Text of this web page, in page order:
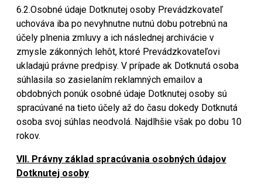
6.2.Osobné údaje Dotknutej osoby Prevádzkovateľ
uchováva iba po nevyhnutne nutnú dobu potrebnú na
účely plnenia zmluvy a ich následnej archivácie v
zmysle zákonných lehôt, ktoré Prevádzkovateľovi
ukladajú právne predpisy. V prípade ak Dotknutá osoba
súhlasila so zasielaním reklamných emailov a
obdobných ponúk osobné údaje Dotknutej osoby sú
spracúvané na tieto účely až do času dokedy Dotknutá
osoba svoj súhlas neodvolá. Najdlhšie však po dobu 10
rokov.
VII. Právny základ spracúvania osobných údajov
Dotknutej osoby